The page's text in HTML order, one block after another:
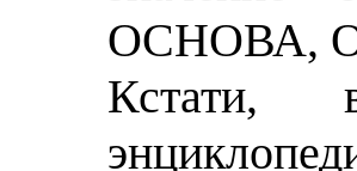
ОСНОВА,
Кстати,